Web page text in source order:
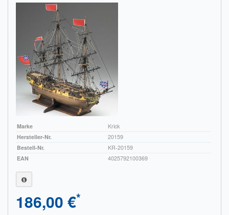
Marke
Krick
Hersteller-Nr.
20159
Bestell-Nr.
KR-20159
EAN
4025792100369
186,00 €*